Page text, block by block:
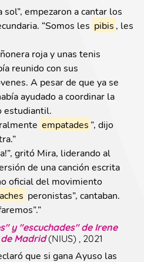
empezaron a cantar los
“Somos les pibis , les
roja y unas tenis
reunido con sus
A pesar de que ya se
ayudado a coordinar la
estudiantil.
empatades ”, dijo
”
gritó Mira, liderando al
de una canción escrita
oficial del movimiento
peronistas”, cantaban.
”
y "escuchades" de Irene
Madrid(NIUS)
, 2021
que si gana Ayuso las